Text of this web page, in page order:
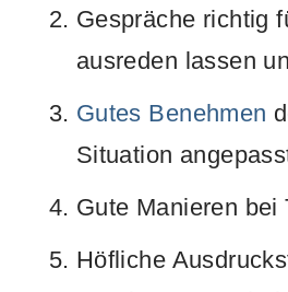
Gespräche richtig
ausreden lassen
Gutes Benehmen
Situation
Gute Manieren bei
Höfliche